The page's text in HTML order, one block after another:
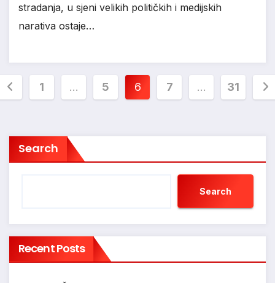
stradanja, u sjeni velikih političkih i medijskih
narativa ostaje…
1 … 5 6 7 … 31
Search
Search
Recent Posts